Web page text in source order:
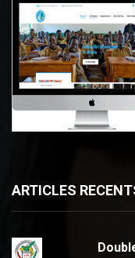
ARTICLES